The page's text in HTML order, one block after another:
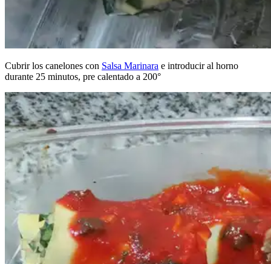
Cubrir los canelones con Salsa Marinara e introducir al horno
durante 25 minutos, pre calentado a 200°